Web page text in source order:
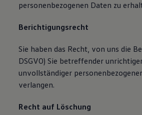
personenbezogenen Daten zu
Berichtigungsrecht
Sie haben das Recht, von uns die
DSGVO) Sie betreffender
unvollständiger
verlangen.
Recht auf Löschung